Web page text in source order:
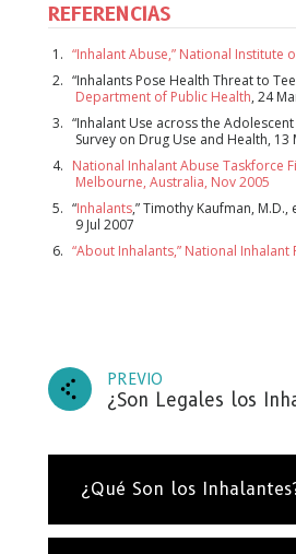
REFERENCIAS
“Inhalant Abuse,” National Institute
“Inhalants Pose Health Threat to
Department of Public Health, 24
“Inhalant Use across the
Survey on Drug Use and Health, 13
National Inhalant Abuse Taskforce
Melbourne, Australia, Nov 2005
“Inhalants,” Timothy Kaufman,
9 Jul 2007
“About Inhalants,” National
PREVIO
¿Son Legales los
¿Qué Son los
entrada.